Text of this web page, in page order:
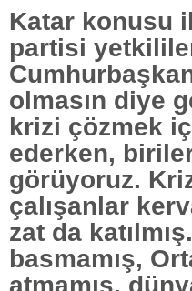
Katar konusu
partisi
olmasın diye
krizi çözmek
ederken,
görüyoruz.
çalışanlar
zat da
basmamış,
atmamış,